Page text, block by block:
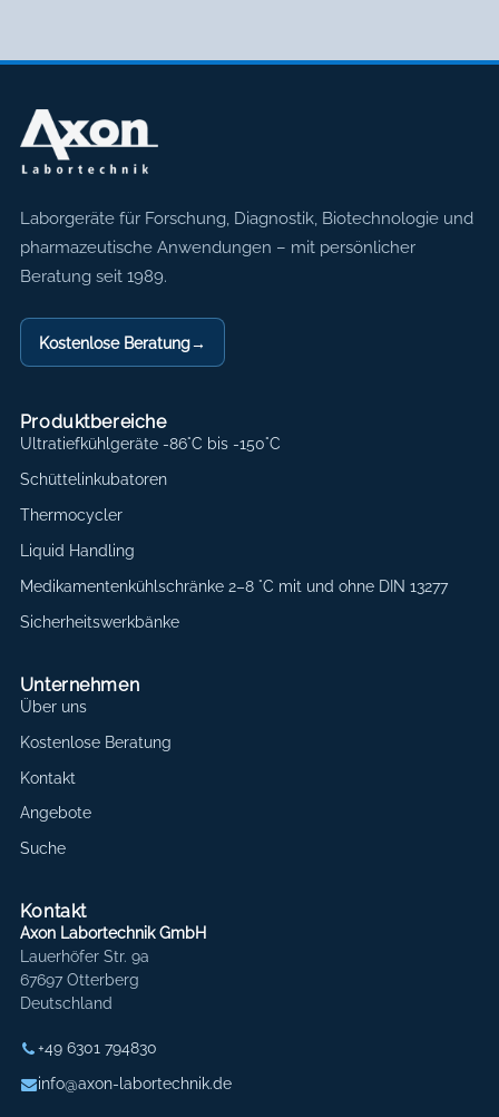
Axon Labortechnik
Laborgeräte für Forschung, Diagnostik, Biotechnologie und
pharmazeutische Anwendungen – mit persönlicher
Beratung seit 1989.
Kostenlose Beratung→
Produktbereiche
Ultratiefkühlgeräte -86°C bis -150°C
Schüttelinkubatoren
Thermocycler
Liquid Handling
Medikamentenkühlschränke 2–8 °C mit und ohne DIN 13277
Sicherheitswerkbänke
Unternehmen
Über uns
Kostenlose Beratung
Kontakt
Angebote
Suche
Kontakt
Axon Labortechnik GmbH
Lauerhöfer Str. 9a
67697 Otterberg
Deutschland
+49 6301 794830
info@axon-labortechnik.de